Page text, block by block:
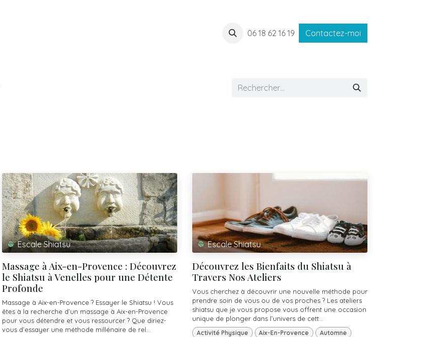
06 18 62 16 19 Contactez-moi
Escale Shiatsu
Massage à Aix-en-Provence : Découvrez
le Shiatsu à Venelles pour une Détente
Profonde
Massage à Aix-en-Provence ? Essayer le Shiatsu ! Vous
êtes à la recherche d’un massage à Aix-en-Provence
pour vous détendre et vous ressourcer ? Que diriez-
vous d’essayer une méthode millénaire de rel...
Escale Shiatsu
Découvrez les Bienfaits du Shiatsu à
Travers Nos Ateliers
Vous cherchez à découvrir une nouvelle méthode pour
prendre soin de vous ou de vos proches ? Les ateliers
shiatsu que je vous propose vous offrent une occasion
unique de plonger dans l’univers de cett...
Activité Physique Aix-En-Provence Automne